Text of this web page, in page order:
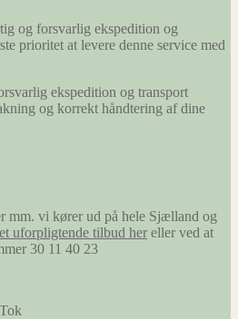
og forsvarlig ekspedition og
prioritet at levere denne service med
ekspedition og transport
og korrekt håndtering af dine
mm. vi kører ud på hele Sjælland og
uforpligtende tilbud her eller ved at
30 11 40 23